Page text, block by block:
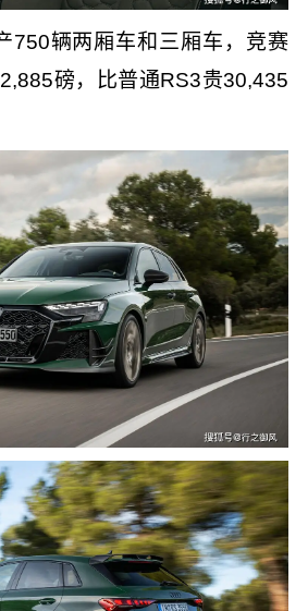
750辆两厢车和三厢车，竞赛
磅，比普通RS3贵30,435